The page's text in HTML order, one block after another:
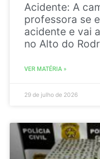
Acidente: A
professora se
acidente e vai
no Alto do
VER MATÉRIA »
29 de julho de 2026